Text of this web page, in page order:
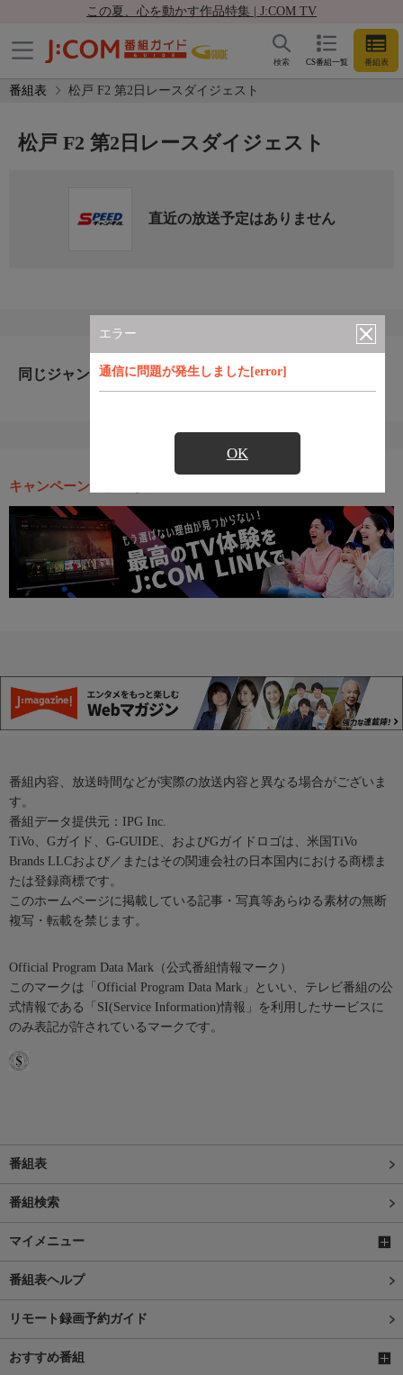
この夏、心を動かす作品特集 | J:COM TV
CS番組一覧 番組表
検索
番組表 松戸 F2 第2日レースダイジェスト
エラー
通信に問題が発生しました[error]
OK
松戸 F2 第2日レースダイジェスト
直近の放送予定はありません
同じジャンルのおすすめ番組
キャンペーン・お得な情報
番組内容、放送時間などが実際の放送内容と異なる場合がございま
す。
番組データ提供元：IPG Inc.
TiVo、Gガイド、G-GUIDE、およびGガイドロゴは、米国TiVo
Brands LLCおよび／またはその関連会社の日本国内における商標ま
たは登録商標です。
このホームページに掲載している記事・写真等あらゆる素材の無断
複写・転載を禁じます。
Official Program Data Mark（公式番組情報マーク）
このマークは「Official Program Data Mark」といい、テレビ番組の公
式情報である「SI(Service Information)情報」を利用したサービスに
のみ表記が許されているマークです。
番組表
番組検索
マイメニュー
番組表ヘルプ
リモート録画予約ガイド
おすすめ番組